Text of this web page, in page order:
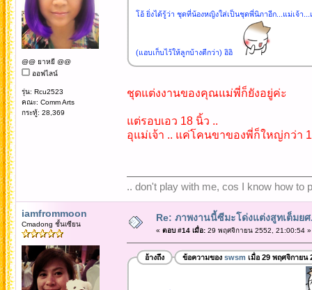
@@ ยาหยี @@
ออฟไลน์
รุ่น: Rcu2523
คณะ: Comm Arts
กระทู้: 28,369
โอ้ ยิ่งได้รู้ว่า ชุดที่น้องหญิงใส่เป็นชุดพี่นิภาอีก...แม่เจ้า...
(แอบเก็บไว้ให้ลูกบ้างดีกว่า) อิอิ
ชุดแต่งงานของคุณแม่พี่ก็ยังอยู่ค่ะ
แต่รอบเอว 18 นิ้ว ..
อุแม่เจ้า .. แค่โคนขาของพี่ก็ใหญ่กว่า
.. don't play with me, cos I know how to
iamfrommoon
Cmadong ชั้นเซียน
Re: ภาพงานนี้ซีมะโด่งแต่งสูทเต็มย
« ตอบ #14 เมื่อ:29 พฤศจิกายน 2552, 21:00:54 »
อ้างถึง ข้อความของ swsm เมื่อ 29 พฤศจิกายน